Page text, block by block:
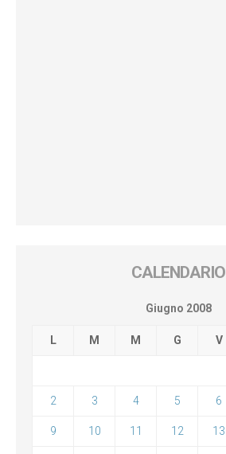
CALENDARIO
Giugno 2008
L M M G V
2 3 4 5 6
9 10 11 12 13